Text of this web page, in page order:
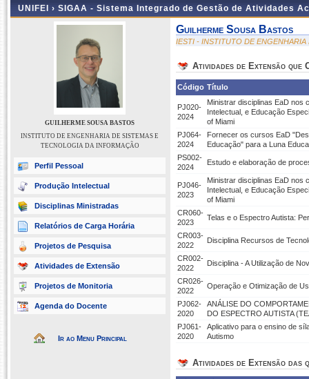
UNIFEI › SIGAA - Sistema Integrado de Gestão de Atividades
GUILHERME SOUSA BASTOS
INSTITUTO DE ENGENHARIA DE SISTEMAS E
TECNOLOGIA DA INFORMAÇÃO
Perfil Pessoal
Produção Intelectual
Disciplinas Ministradas
Relatórios de Carga Horária
Projetos de Pesquisa
Atividades de Extensão
Projetos de Monitoria
Agenda do Docente
Ir ao Menu Principal
Guilherme Sousa Bastos
IESTI - INSTITUTO DE
Atividades de Extensão que
Código Título
PJ020-
2024
Ministrar disciplinas EaD nos
Intelectual, e Educação
of Miami
PJ064-
2024
Fornecer os cursos EaD
Educação" para a Luna
PS002-
2024
Estudo e elaboração de
PJ046-
2023
Ministrar disciplinas EaD nos
Intelectual, e Educação
of Miami
CR060-
2023
Telas e o Espectro Autista:
CR003-
2022
Disciplina Recursos de
CR002-
2022
Disciplina - A Utilização de
CR026-
2022
Operação e Otimização de
PJ062-
2020
ANÁLISE DO
DO ESPECTRO AUTISTA
PJ061-
2020
Aplicativo para o ensino de
Autismo
Atividades de Extensão das